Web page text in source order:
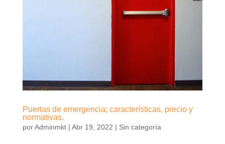
Puertas de emergencia; características, precio y
normativas.
porAdminmkt| Abr 19, 2022 | Sin categoría